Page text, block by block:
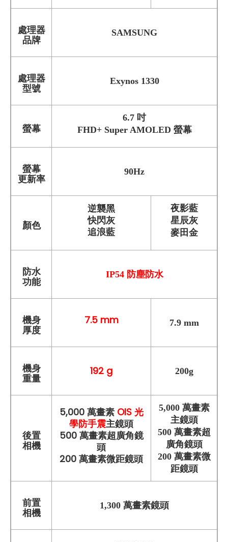
處理器
品牌
SAMSUNG
處理器
型號
Exynos 1330
螢幕
6.7 吋
FHD+ Super AMOLED 螢幕
螢幕
更新率
90Hz
顏色
逆襲黑
快閃灰
追浪藍
夜影藍
星辰灰
麥田金
防水
功能
IP54 防塵防水
機身
厚度
7.5 mm 7.9 mm
機身
重量
192 g 200g
後置
相機
5,000 萬畫素OIS 光
學防手震主鏡頭
500 萬畫素超廣角鏡
頭
200 萬畫素微距鏡頭
5,000 萬畫素
主鏡頭
500 萬畫素超
廣角鏡頭
200 萬畫素微
距鏡頭
前置
相機
1,300 萬畫素鏡頭